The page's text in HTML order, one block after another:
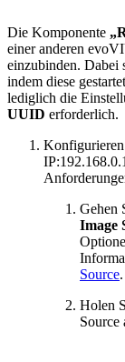
Die Komponente
einer anderen
einzubinden. Dabei
indem diese
lediglich die
UUID erforderlich.
Gehen
Image
Source.
Holen
Source